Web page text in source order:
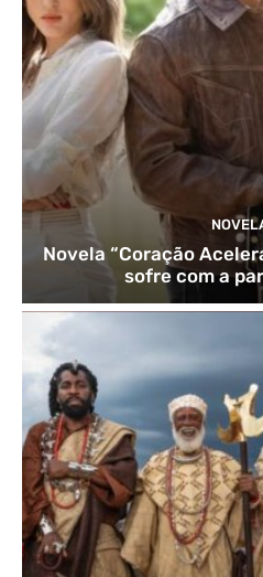
Novela “Coração
sofre com a